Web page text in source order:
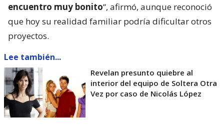
encuentro muy bonito“, afirmó, aunque reconoció
que hoy su realidad familiar podría dificultar otros
proyectos.
Lee también...
Revelan presunto quiebre al
interior del equipo de Soltera Otra
Vez por caso de Nicolás López